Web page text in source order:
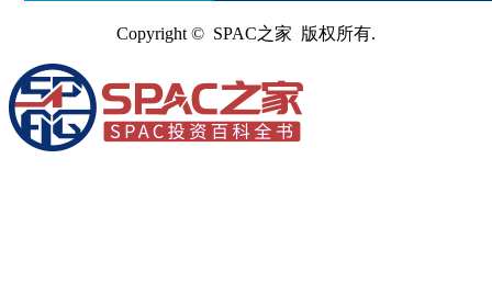
Copyright © SPAC之家 版权所有.